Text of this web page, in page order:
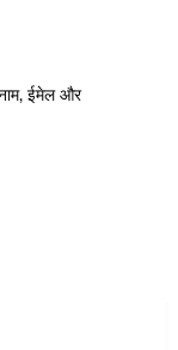
ईमेल और